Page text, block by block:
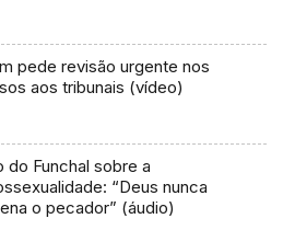
pede revisão urgente nos
aos tribunais (vídeo)
do Funchal sobre a
“Deus nunca
o pecador” (áudio)